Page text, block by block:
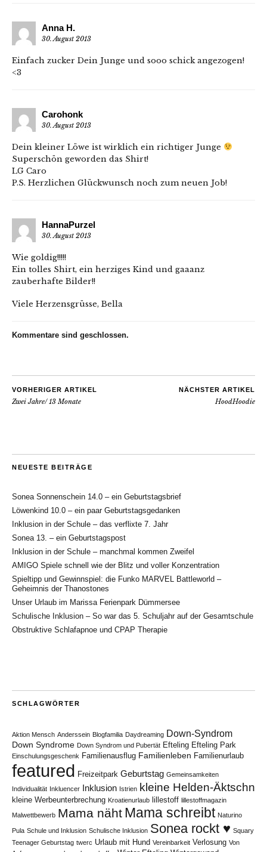
Anna H.
30. August 2013
Einfach zucker Dein Junge und sooo schick angezogen!
<3
Carohonk
30. August 2013
Dein kleiner Löwe ist wirklich ein richtiger Junge
Superschön geworden das Shirt!
LG Caro
P.S. Herzlichen Glückwunsch noch zum neuen Job!
HannaPurzel
30. August 2013
Wie goldig!!!!!
Ein tolles Shirt, ein herziges Kind und gaaanz
zauberhafte Bilder!!
Viele Herzensgrüsse, Bella
Kommentare sind geschlossen.
VORHERIGER ARTIKEL
Zwei Jahre/ 13 Monate
NÄCHSTER ARTIKEL
HoodHoodie
NEUESTE BEITRÄGE
Sonea Sonnenschein 14.0 – ein Geburtstagsbrief
Löwenkind 10.0 – ein paar Geburtstagsgedanken
Inklusion in der Schule – das verflixte 7. Jahr
Sonea 13. – ein Geburtstagspost
Inklusion in der Schule – manchmal kommen Zweifel
AMIGO Spiele schnell wie der Blitz und voller Konzentration
Spieltipp und Gewinnspiel: die Funko MARVEL Battleworld –
Geheimnis der Thanostones
Unser Urlaub im Marissa Ferienpark Dümmersee
Schulische Inklusion – So war das 5. Schuljahr auf der Gesamtschule
Obstruktive Schlafapnoe und CPAP Therapie
SCHLAGWÖRTER
Aktion Mensch Anderssein Blogfamilia Daydreaming Down-Syndrom
Down Syndrome Down Syndrom und Pubertät Efteling Efteling Park
Einschulungsgeschenk Familienausflug Familienleben Familienurlaub
featured Freizeitpark Geburtstag Gemeinsamkeiten
Individualität Inkluencer Inklusion Istrien kleine Helden-Äktschn
kleine Werbeunterbrechung Kroatienurlaub lillestoff lillestoffmagazin
Malwettbewerb Mama näht Mama schreibt Naturino
Pula Schule und Inklusion Schulische Inklusion Sonea rockt ♥ Squary
Teenager Geburtstag twerc Urlaub mit Hund Vereinbarkeit Verlosung Von